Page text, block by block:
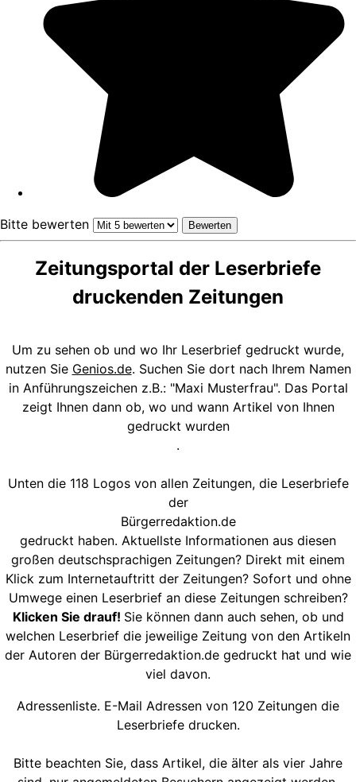
Bitte bewerten
Zeitungsportal der Leserbriefe
druckenden Zeitungen
Um zu sehen ob und wo Ihr Leserbrief gedruckt wurde,
nutzen Sie Genios.de. Suchen Sie dort nach Ihrem Namen
in Anführungszeichen z.B.: "Maxi Musterfrau". Das Portal
zeigt Ihnen dann ob, wo und wann Artikel von Ihnen
gedruckt wurden
.
Unten die 118 Logos von allen Zeitungen, die Leserbriefe
der
Bürgerredaktion.de
gedruckt haben. Aktuellste Informationen aus diesen
großen deutschsprachigen Zeitungen? Direkt mit einem
Klick zum Internetauftritt der Zeitungen? Sofort und ohne
Umwege einen Leserbrief an diese Zeitungen schreiben?
Klicken Sie drauf! Sie können dann auch sehen, ob und
welchen Leserbrief die jeweilige Zeitung von den Artikeln
der Autoren der Bürgerredaktion.de gedruckt hat und wie
viel davon.
Adressenliste. E-Mail Adressen von 120 Zeitungen die
Leserbriefe drucken.
Bitte beachten Sie, dass Artikel, die älter als vier Jahre